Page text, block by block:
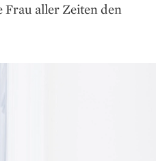
Frau aller Zeiten den